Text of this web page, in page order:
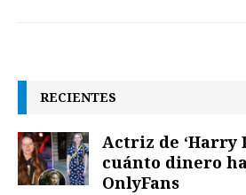
RECIENTES
Actriz de ‘Harry
cuánto dinero
OnlyFans